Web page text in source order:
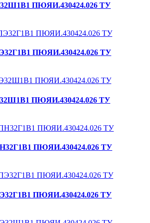
ПЮЯИ.430424.026 ТУ
ПЮЯИ.430424.026 ТУ
ПЮЯИ.430424.026 ТУ
ПЮЯИ.430424.026 ТУ
ПЮЯИ.430424.026 ТУ